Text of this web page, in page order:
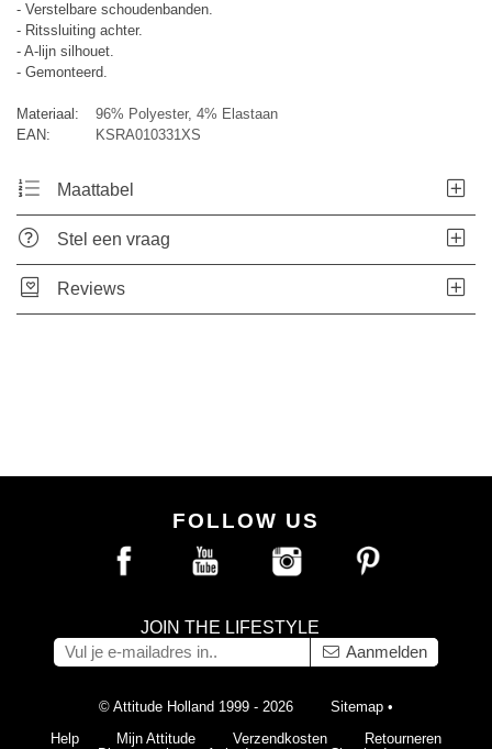
- Verstelbare schoudenbanden.
- Ritssluiting achter.
- A-lijn silhouet.
- Gemonteerd.
Materiaal:
96% Polyester, 4% Elastaan
EAN:
KSRA010331XS
Maattabel
Stel een vraag
Reviews
FOLLOW US
JOIN THE LIFESTYLE
Aanmelden
© Attitude Holland 1999 - 2026 Sitemap •
Help
Mijn Attitude Verzendkosten
Retourneren